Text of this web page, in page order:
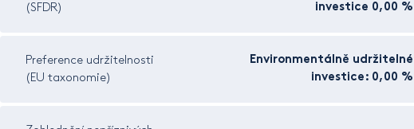
(SFDR)
investice 0,00 %
Preference udržitelnosti
(EU taxonomie)
Environmentálně udržitelné
investice: 0,00 %